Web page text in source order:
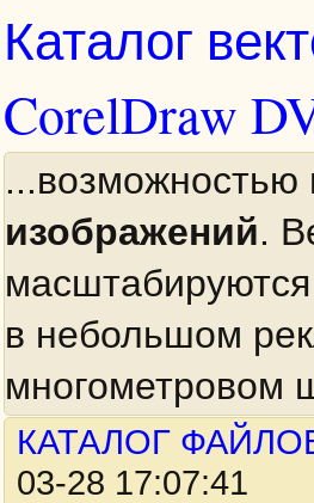
Каталог
CorelDraw
...возможностью
изображений.
в небольшом
многометровом
КАТАЛОГ
03-28 17:07:41